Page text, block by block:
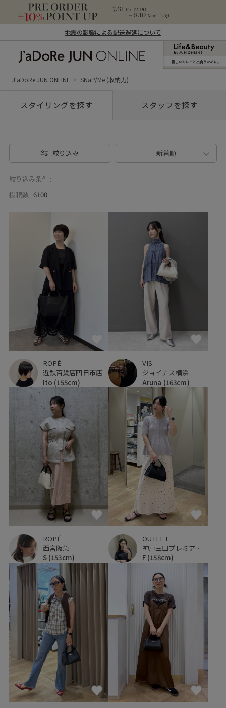
地震の影響による配送遅延について
ン オンライン）
新しいキレイと出合うために。
J'aDoRe JUN ONLINE SNaP/Me (収納力)
スタイリングを探す スタッフを探す
絞り込み 新着順
絞り込み条件 :
投稿数 : 6100
ROPÉ
近鉄百貨店四日市店
Ito (155cm)
VIS
ジョイナス横浜
Aruna (163cm)
ROPÉ
西宮阪急
S (153cm)
OUTLET
神戸三田プレミアム・アウトレット
F (158cm)